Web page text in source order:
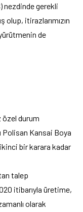
nezdinde gerekli
olup, itirazlarımızın
de
özel durum
Polisan Kansai Boya
bir karara kadar
talep
itibarıyla üretime,
olarak